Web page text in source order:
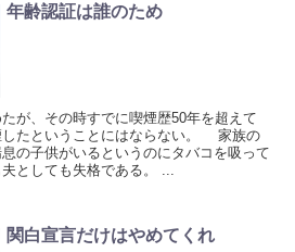
年齢認証は誰のため
が、その時すでに喫煙歴50年を超えて
したということにはならない。 家族の
の子供がいるというのにタバコを吸って
としても失格である。 ...
関白宣言だけはやめてくれ